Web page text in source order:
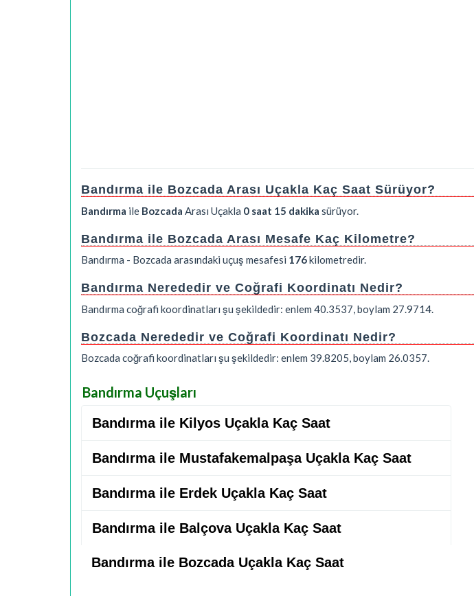
Bandırma ile Bozcada Arası Uçakla Kaç Saat Sürüyor?
Bandırma ile Bozcada Arası Uçakla 0 saat 15 dakika sürüyor.
Bandırma ile Bozcada Arası Mesafe Kaç Kilometre?
Bandırma - Bozcada arasındaki uçuş mesafesi 176kilometredir.
Bandırma Nerededir ve Coğrafi Koordinatı Nedir?
Bandırma coğrafi koordinatları şu şekildedir: enlem 40.3537, boylam 27.9714.
Bozcada Nerededir ve Coğrafi Koordinatı Nedir?
Bozcada coğrafi koordinatları şu şekildedir: enlem 39.8205, boylam 26.0357.
Bandırma Uçuşları
Bandırma ile Kilyos Uçakla Kaç Saat
Bandırma ile Mustafakemalpaşa Uçakla Kaç Saat
Bandırma ile Erdek Uçakla Kaç Saat
Bandırma ile Balçova Uçakla Kaç Saat
Bandırma ile Bozcada Uçakla Kaç Saat